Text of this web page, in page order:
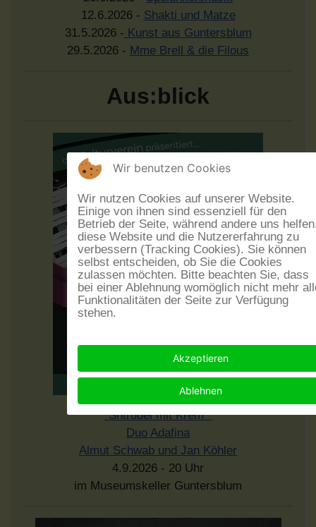
12.6.2026 - Shakti und Matze
31.5.2026 - Kunst aus Guntersblum
29.5.2026 - Mme Brell & die Filous
Aus:blick
"Shtrudel mit Krem"
Duo Adafina
Almut Schwab und Jan Köhler
4.9.2026 - 20 Uhr
im Museumskeller Guntersblum
Wir benutzen Cookies
Wir nutzen Cookies auf unserer Website.
Einige von ihnen sind essenziell für den
Betrieb der Seite, während andere uns
diese Website und die Nutzererfahrung zu
verbessern (Tracking Cookies). Sie können
selbst entscheiden, ob Sie die Cookies
zulassen möchten. Bitte beachten Sie, dass
bei einer Ablehnung womöglich nicht mehr
Funktionalitäten der Seite zur Verfügung
stehen.
Akzeptieren
Ablehnen